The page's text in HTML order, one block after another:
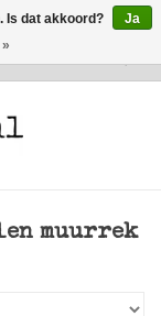
muurrek
Is dat akkoord?
Ja